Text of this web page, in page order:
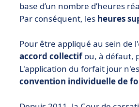
base d’un nombre d’heures
Par conséquent, les heures
Pour être appliqué au sein de
accord collectifou, à défaut,
L'application du forfait jour
convention individuelle de